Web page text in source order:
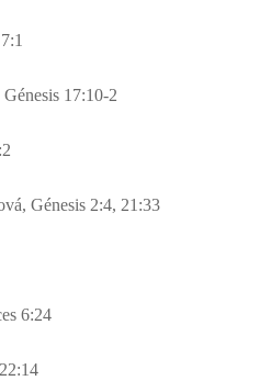
7:1
Génesis 17:10-2
á, Génesis 2:4, 21:33
6:24
22:14